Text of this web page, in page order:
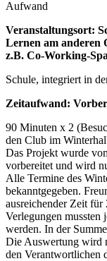
Aufwand
Veranstaltungsort:
Lernen am anderen
z.B. Co-Working-
Schule, integriert in
Zeitaufwand:
90 Minuten x 2
den Club im
Das Projekt wurde
vorbereitet und wird
Alle Termine des
bekanntgegeben.
ausreichender Zeit für
Verlegungen
werden. In der
Die Auswertung wird
den Verantwortlichen